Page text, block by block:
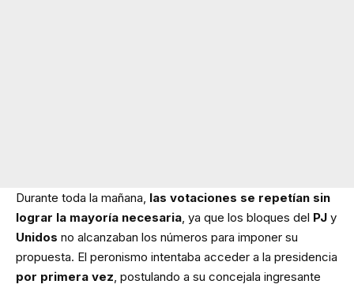
Durante toda la mañana, las votaciones se repetían sin
lograr la mayoría necesaria, ya que los bloques del PJ y
Unidos no alcanzaban los números para imponer su
propuesta. El peronismo intentaba acceder a la presidencia
por primera vez, postulando a su concejala ingresante